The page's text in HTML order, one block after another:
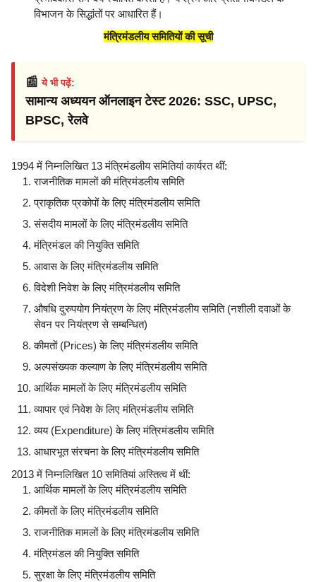
विभाजन के सिद्धांतों पर आधारित हैं।
मंत्रिमंडलीय समितियों की सूची
📰ये भी पढ़ें:
सामान्य अध्ययन ऑनलाइन टेस्ट 2026: SSC, UPSC,
BPSC, रेलवे
1994 में निम्नलिखित 13 मंत्रिमंडलीय समितियां कार्यरत थीं:
राजनीतिक मामलों की मंत्रिमंडलीय समिति
प्राकृतिक प्रकोपों के लिए मंत्रिमंडलीय समिति
संसदीय मामलों के लिए मंत्रिमंडलीय समिति
मंत्रिमंडल की नियुक्ति समिति
आवास के लिए मंत्रिमंडलीय समिति
विदेशी निवेश के लिए मंत्रिमंडलीय समिति
औषधि दुरुपयोग नियंत्रण के लिए मंत्रिमंडलीय समिति (नशीली दवाओं के
सेवन पर नियंत्रण से सम्बन्धित)
कीमतों (Prices) के लिए मंत्रिमंडलीय समिति
अल्पसंख्यक कल्याण के लिए मंत्रिमंडलीय समिति
आर्थिक मामलों के लिए मंत्रिमंडलीय समिति
व्यापार एवं निवेश के लिए मंत्रिमंडलीय समिति
व्यय (Expenditure) के लिए मंत्रिमंडलीय समिति
आधारभूत संरचना के लिए मंत्रिमंडलीय समिति
2013 में निम्नलिखित 10 समितियां अस्तित्व में थीं:
आर्थिक मामलों के लिए मंत्रिमंडलीय समिति
कीमतों के लिए मंत्रिमंडलीय समिति
राजनीतिक मामलों के लिए मंत्रिमंडलीय समिति
मंत्रिमंडल की नियुक्ति समिति
सुरक्षा के लिए मंत्रिमंडलीय समिति